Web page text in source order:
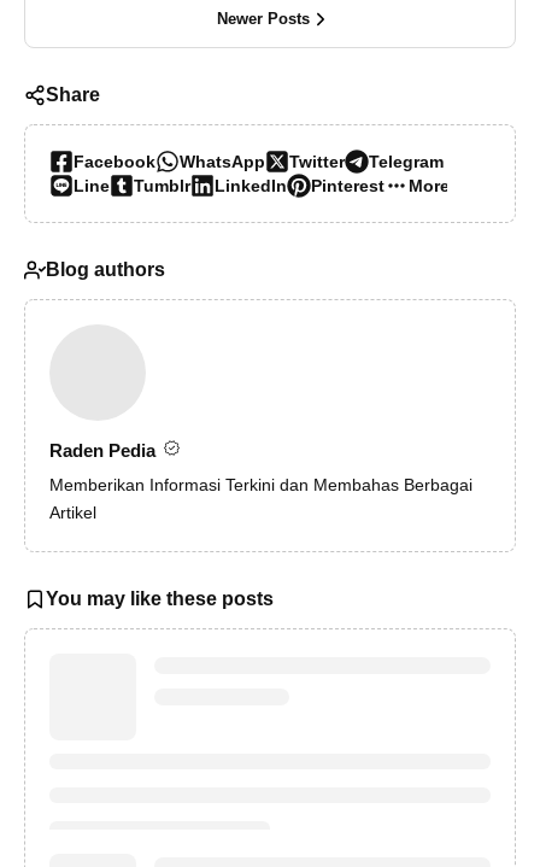
Newer Posts
Share
Facebook WhatsApp Twitter
Telegram
Line
Tumblr LinkedIn Pinterest More…
Blog authors
Raden Pedia
Memberikan Informasi Terkini dan Membahas Berbagai
Artikel
You may like these posts